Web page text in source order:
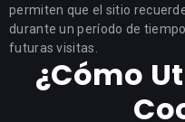
permiten que el sitio
durante un período de
futuras visitas.
¿Cómo